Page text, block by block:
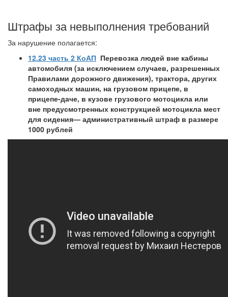
Штрафы за невыполнения требований
За нарушение полагается:
12.23 часть 2 КоАП Перевозка людей вне кабины
автомобиля (за исключением случаев, разрешенных
Правилами дорожного движения), трактора, других
самоходных машин, на грузовом прицепе, в
прицепе-даче, в кузове грузового мотоцикла или
вне предусмотренных конструкцией мотоцикла мест
для сидения— административный штраф в размере
1000 рублей